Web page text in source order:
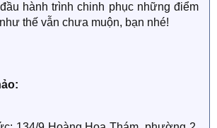
hành trình chinh phục những điểm
thế vẫn chưa muộn, bạn nhé!